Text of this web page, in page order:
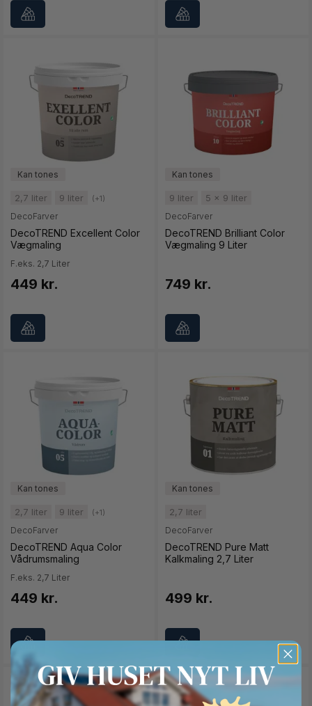
2,7 liter 9 liter (+1)
DecoFarver
DecoTREND Excellent Color
Vægmaling
F.eks. 2,7 Liter
449 kr.
9 liter 5 x 9 liter
DecoFarver
DecoTREND Brilliant Color
Vægmaling 9 Liter
749 kr.
2,7 liter 9 liter (+1)
DecoFarver
DecoTREND Aqua Color
Vådrumsmaling
F.eks. 2,7 Liter
449 kr.
2,7 liter
DecoFarver
DecoTREND Pure Matt
Kalkmaling 2,7 Liter
499 kr.
SPAR 36%